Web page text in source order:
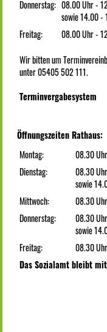
Donnerstag: 08.00 Uhr -
sowie 14.00 -
Freitag:
08.00 Uhr -
Wir bitten um
unter 05405 502 111.
Terminvergabesystem
Öffnungszeiten Rathaus:
Montag:
08.30
Dienstag:
08.30
sowie
Mittwoch:
08.30
Donnerstag:
08.30
sowie
Freitag:
08.30
Das Sozialamt bleibt